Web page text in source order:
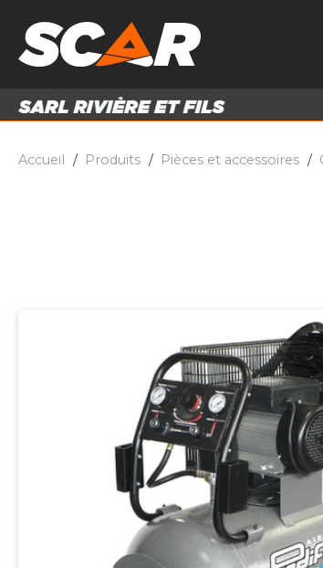
PIÈCES ET
Accueil Produits Pièces et accessoires